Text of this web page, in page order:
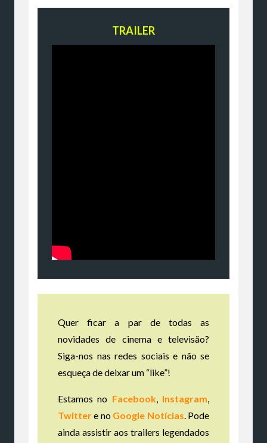
TRAILER
Quer ficar a par de todas as
novidades de cinema e televisão?
Siga-nos nas redes sociais e não se
esqueça de deixar um “like”!
Estamos no Facebook, Instagram
Twittere no Google Notícias . Pode
ainda assistir aos trailers legendados